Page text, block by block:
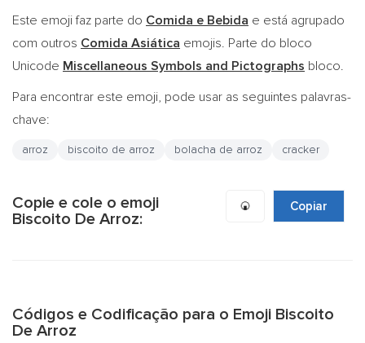
Este emoji faz parte do Comida e Bebida e está agrupado
com outros Comida Asiática emojis. Parte do bloco
Unicode Miscellaneous Symbols and Pictographs bloco.
Para encontrar este emoji, pode usar as seguintes palavras-
chave:
arroz biscoito de arroz bolacha de arroz cracker
Copie e cole o emoji
Biscoito De Arroz:
🍘 Copiar
Códigos e Codificação para o Emoji Biscoito
De Arroz